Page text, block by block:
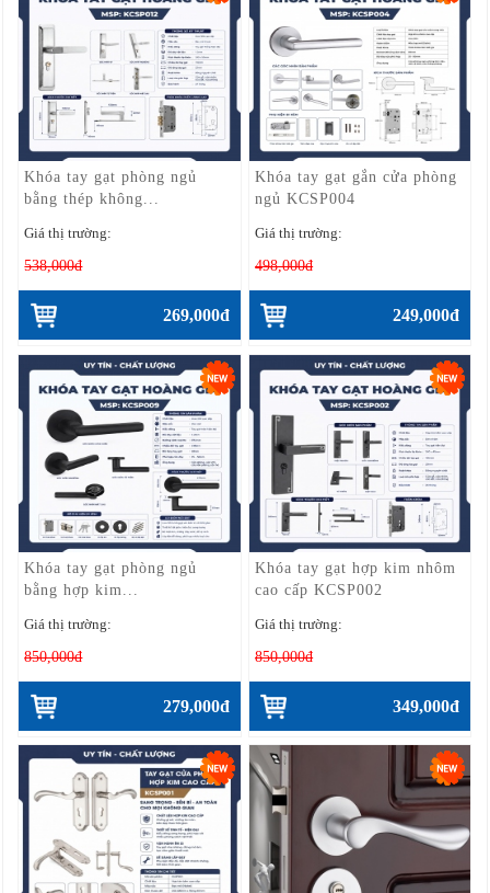
Khóa tay gạt phòng ngủ
bằng thép không...
Giá thị trường:
538,000đ
269,000đ
Khóa tay gạt gắn cửa phòng
ngủ KCSP004
Giá thị trường:
498,000đ
249,000đ
Khóa tay gạt phòng ngủ
bằng hợp kim...
Giá thị trường:
850,000đ
279,000đ
Khóa tay gạt hợp kim nhôm
cao cấp KCSP002
Giá thị trường:
850,000đ
349,000đ